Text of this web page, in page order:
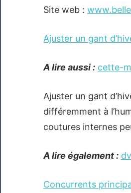
Site web :
Ajuster un gant
A lire aussi : cette-
Ajuster un gant
différemment à
coutures internes
A lire également :
Concurrents